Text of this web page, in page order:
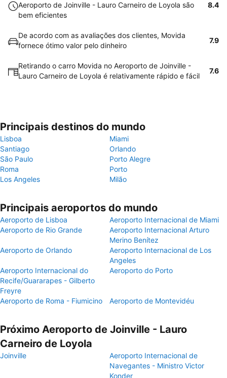
Aeroporto de Joinville - Lauro Carneiro de Loyola são
bem eficientes
8.4
De acordo com as avaliações dos clientes, Movida
fornece ótimo valor pelo dinheiro
7.9
Retirando o carro Movida no Aeroporto de Joinville -
Lauro Carneiro de Loyola é relativamente rápido e fácil
7.6
Principais destinos do mundo
Lisboa
Miami
Santiago
Orlando
São Paulo
Porto Alegre
Roma
Porto
Los Angeles
Milão
Principais aeroportos do mundo
Aeroporto de Lisboa
Aeroporto Internacional de Miami
Aeroporto de Rio Grande
Aeroporto Internacional Arturo
Merino Benítez
Aeroporto de Orlando
Aeroporto Internacional de Los
Angeles
Aeroporto Internacional do
Recife/Guararapes - Gilberto
Freyre
Aeroporto do Porto
Aeroporto de Roma - Fiumicino Aeroporto de Montevidéu
Próximo Aeroporto de Joinville - Lauro
Carneiro de Loyola
Joinville
Aeroporto Internacional de
Navegantes - Ministro Victor
Konder